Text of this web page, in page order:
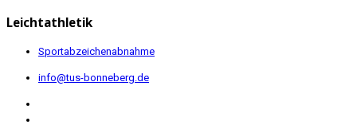
Leichtathletik
Sportabzeichenabnahme
info@tus-bonneberg.de